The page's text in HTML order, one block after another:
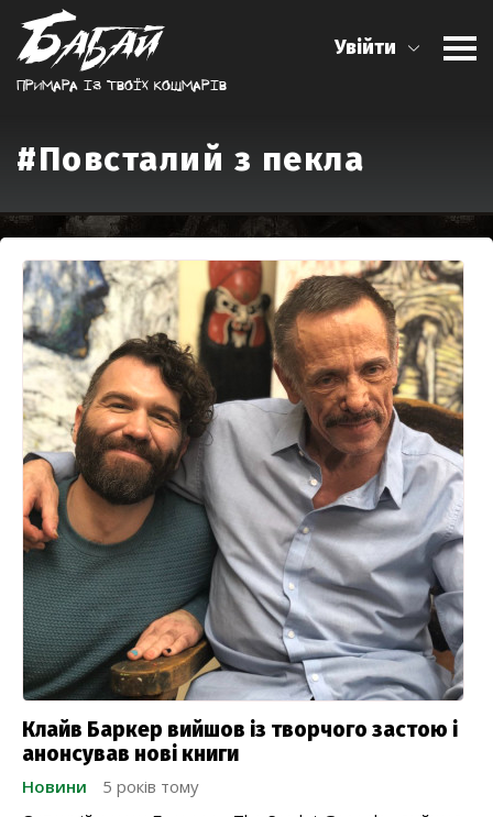
Примара iз твоїх кошмарiв
Увійти
#Повсталий з пекла
Клайв Баркер вийшов із творчого застою і
анонсував нові книги
Новини
5 років тому